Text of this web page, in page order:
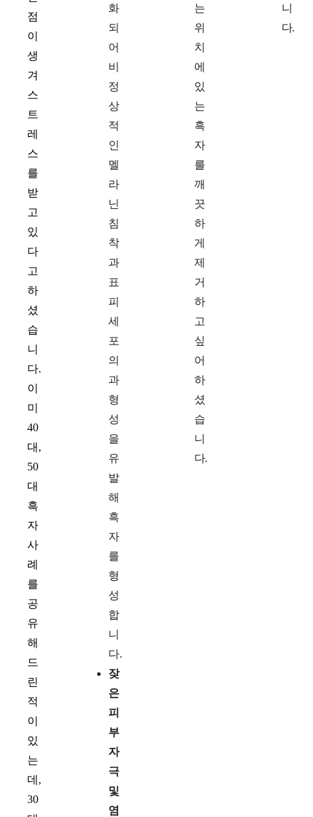
점
이
생
겨
스
트
레
스
를
받
고
있
다
고
하
셨
습
니
다.
이
미
40
대,
50
대
흑
자
사
례
를
공
유
해
드
린
적
이
있
는
데,
30
화
되
어
비
정
상
적
인
멜
라
닌
침
착
과
표
피
세
포
의
과
형
성
을
유
발
해
흑
자
를
형
성
합
니
다.
잦
은
피
부
자
극
및
염
는
위
치
에
있
는
흑
자
를
깨
끗
하
게
제
거
하
고
싶
어
하
셨
습
니
다.
니
다.